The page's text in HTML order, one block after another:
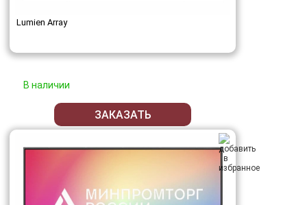
Lumien Array
В наличии
ЗАКАЗАТЬ